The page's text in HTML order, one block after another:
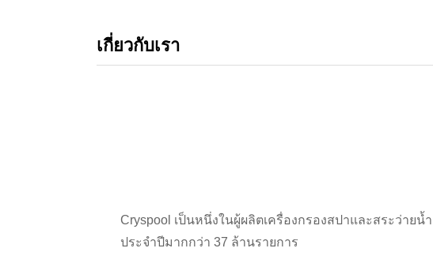
เกี่ยวกับเรา
Cryspool เป็นหนึ่งในผู้ผลิตเครื่องกรองสปาและสระว่าย
ประจำปีมากกว่า 37 ล้านรายการ